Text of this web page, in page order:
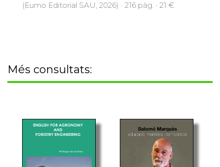
(Eumo Editorial SAU, 2026) · 216 pàg. · 21 €
Més consultats: